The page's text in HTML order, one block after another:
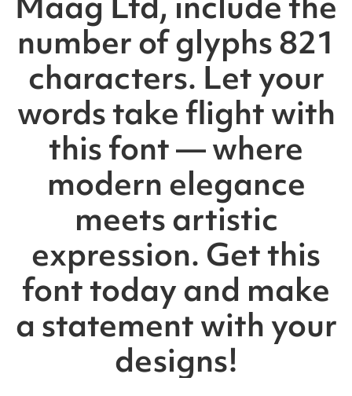
number of glyphs 821
characters. Let your
words take flight with
this font — where
modern elegance
meets artistic
expression. Get this
font today and make
a statement with your
designs!